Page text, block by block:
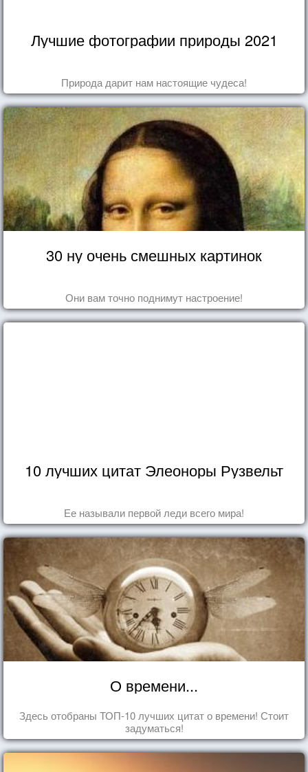
Лучшие фотографии природы 2021
Природа дарит нам настоящие чудеса!
30 ну очень смешных картинок
Они вам точно поднимут настроение!
10 лучших цитат Элеоноры Рузвельт
Ее называли первой леди всего мира!
О времени...
Здесь отобраны ТОП-10 лучших цитат о времени! Стоит
задуматься!